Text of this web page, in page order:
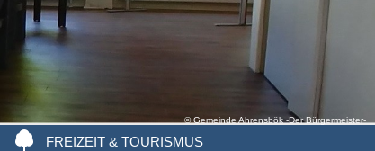
© Gemeinde Ahrensbök -Der Bürgermeister-
FREIZEIT & TOURISMUS